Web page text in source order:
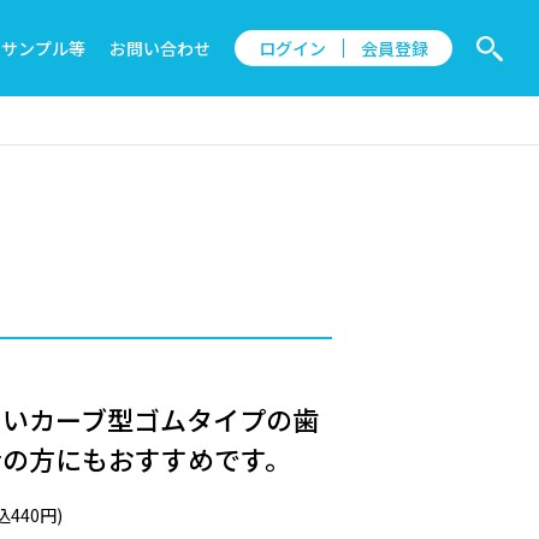
サンプル等 お問い合わせ ログイン 会員登録
カーブ型ゴムタイプの歯
方にもおすすめです。
440円)